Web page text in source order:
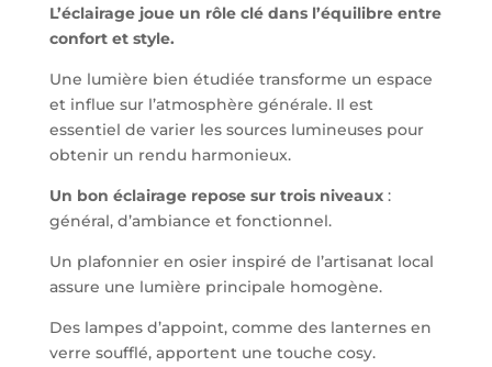
L’éclairage joue un rôle clé dans l’équilibre entre
confort et style.
Une lumière bien étudiée transforme un espace
et influe sur l’atmosphère générale. Il est
essentiel de varier les sources lumineuses pour
obtenir un rendu harmonieux.
Un bon éclairage repose sur trois niveaux:
général, d’ambiance et fonctionnel.
Un plafonnier en osier inspiré de l’artisanat local
assure une lumière principale homogène.
Des lampes d’appoint, comme des lanternes en
verre soufflé, apportent une touche cosy.